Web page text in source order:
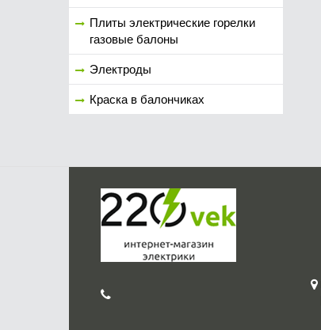
Плиты электрические горелки
газовые балоны
Электроды
Краска в балончиках